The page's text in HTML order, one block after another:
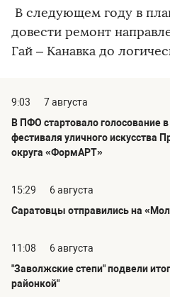
В следующем году в
довести ремонт
Гай – Канавка до
9:03
7 августа
В ПФО стартовало голосование
фестиваля уличного искусства
округа «ФормАРТ»
15:29
6 августа
Саратовцы отправились на
11:08
6 августа
"Заволжские степи" подвели
районкой"